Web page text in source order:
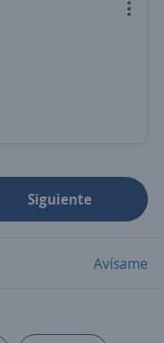
Siguiente
Avísame